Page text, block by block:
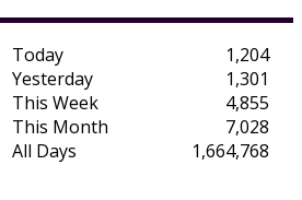
Today
1,204
Yesterday
1,301
This Week
4,855
This Month
7,028
All Days
1,664,768